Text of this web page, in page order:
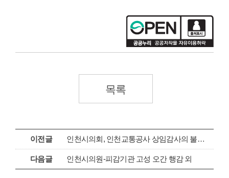
목록
이전글 인천시의회, 인천교통공사 상임감사의 불성실한 답변 태도 일관
다음글 인천시의원-피감기관 고성 오간 행감 외